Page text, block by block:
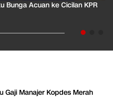
Bunga Acuan ke Cicilan KPR
Gaji Manajer Kopdes Merah